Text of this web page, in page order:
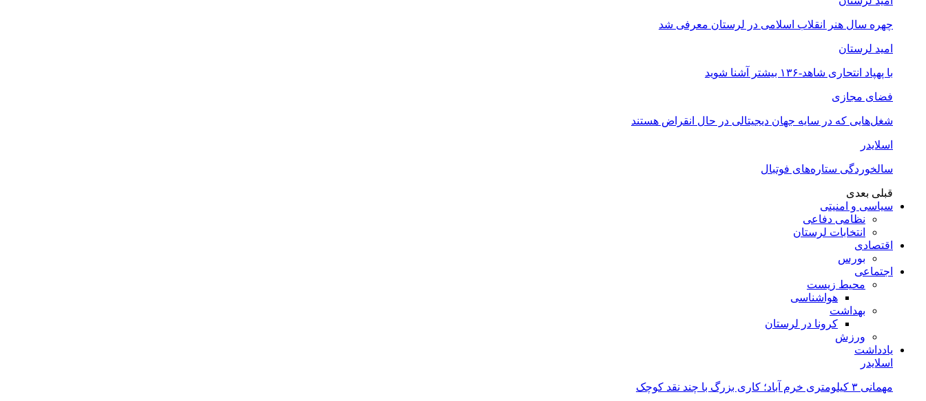
چهره سال هنر انقلاب اسلامی در لرستان معرفی شد
امید لرستان
با پهپاد انتحاری شاهد-۱۳۶ بیشتر آشنا شوید
فضای مجازی
شغل‌‌هایی که در سایه جهان دیجیتالی در حال انقراض هستند
اسلایدر
سالخوردگی ستاره‌های فوتبال
قبلی بعدی
سیاسی و امنیتی
نظامی دفاعی
انتخابات لرستان
اقتصادی
بورس
اجتماعی
محیط زیست
هواشناسی
بهداشت
کرونا در لرستان
ورزش
یادداشت
اسلایدر
مهمانی ۳ کیلومتری خرم آباد؛ کاری بزرگ با چند نقد کوچک